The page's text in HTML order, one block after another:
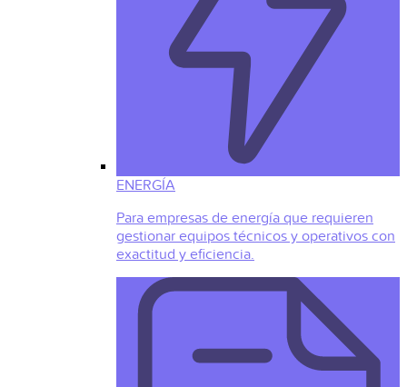
ENERGÍA
Para empresas de energía que requieren
gestionar equipos técnicos y operativos con
exactitud y eficiencia.